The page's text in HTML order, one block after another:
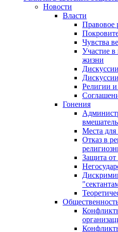
Новости
Власти
Правовое
Чувства
Участие в
жизни
Религии
Гонения
Места
Отказ в
Защита от